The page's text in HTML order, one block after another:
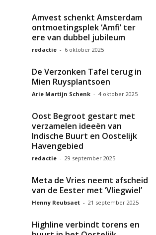
Amvest schenkt Amsterdam
ontmoetingsplek ‘Amfi’ ter
ere van dubbel jubileum
redactie - 6 oktober 2025
De Verzonken Tafel terug in
Mien Ruysplantsoen
Arie Martijn Schenk - 4 oktober 2025
Oost Begroot gestart met
verzamelen ideeën van
Indische Buurt en Oostelijk
Havengebied
redactie - 29 september 2025
Meta de Vries neemt afscheid
van de Eester met ‘Vliegwiel’
Henny Reubsaet - 21 september 2025
Highline verbindt torens en